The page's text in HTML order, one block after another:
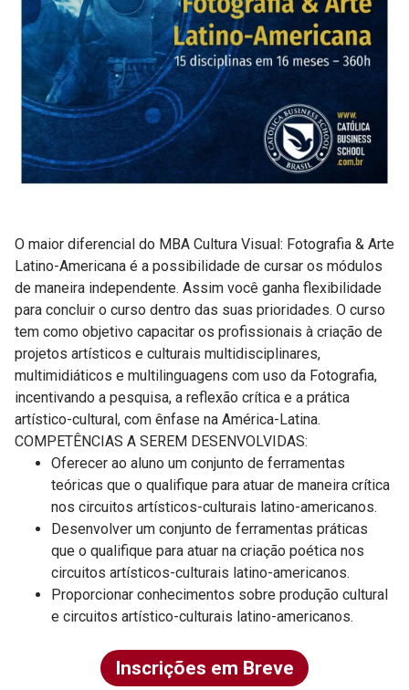
O maior diferencial do MBA Cultura Visual: Fotografia & Arte
Latino-Americana é a possibilidade de cursar os módulos
de maneira independente. Assim você ganha flexibilidade
para concluir o curso dentro das suas prioridades. O curso
tem como objetivo capacitar os profissionais à criação de
projetos artísticos e culturais multidisciplinares,
multimidiáticos e multilinguagens com uso da Fotografia,
incentivando a pesquisa, a reflexão crítica e a prática
artístico-cultural, com ênfase na América-Latina.
COMPETÊNCIAS A SEREM DESENVOLVIDAS:
Oferecer ao aluno um conjunto de ferramentas
teóricas que o qualifique para atuar de maneira crítica
nos circuitos artísticos-culturais latino-americanos.
Desenvolver um conjunto de ferramentas práticas
que o qualifique para atuar na criação poética nos
circuitos artísticos-culturais latino-americanos.
Proporcionar conhecimentos sobre produção cultural
e circuitos artístico-culturais latino-americanos.
Inscrições em Breve